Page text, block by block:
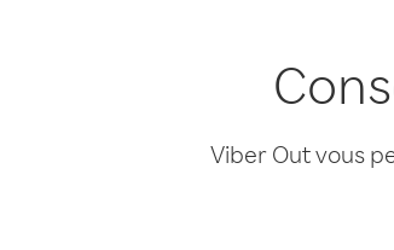
Viber Out vous